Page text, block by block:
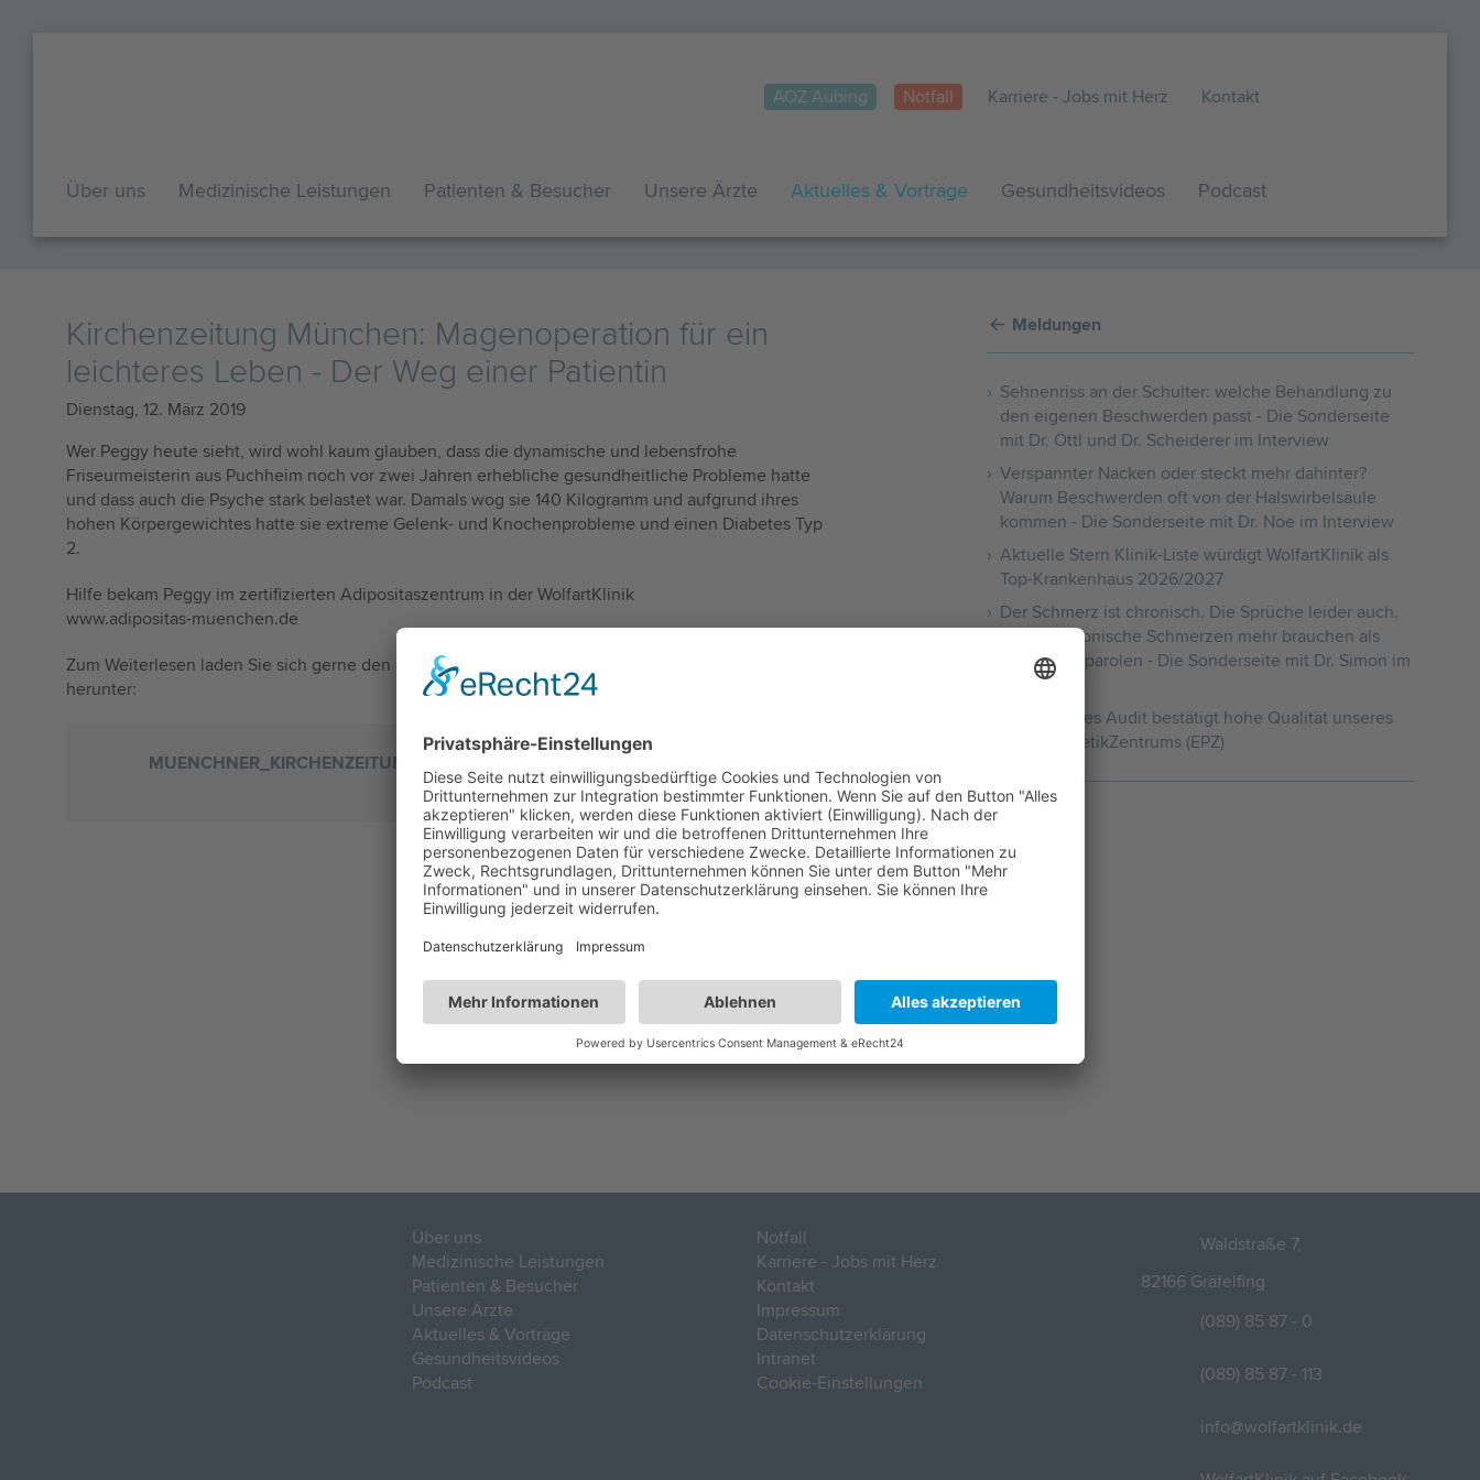
AOZ Aubing Notfall Karriere - Jobs mit Herz Kontakt
Über uns Medizinische Leistungen Patienten & Besucher Unsere Ärzte Aktuelles & Vorträge Gesundheits­videos Podcast
Kirchenzeitung München: Magenoperation für ein
leichteres Leben - Der Weg einer Patientin
Dienstag, 12. März 2019
Wer Peggy heute sieht, wird wohl kaum glauben, dass die dynamische und lebensfrohe
Friseurmeisterin aus Puchheim noch vor zwei Jahren erhebliche gesundheitliche Probleme hatte
und dass auch die Psyche stark belastet war. Damals wog sie 140 Kilogramm und aufgrund ihres
hohen Körpergewichtes hatte sie extreme Gelenk- und Knochenprobleme und einen Diabetes Typ
2.
Hilfe bekam Peggy im zertifizierten Adipositaszentrum in der WolfartKlinik
www.adipositas-muenchen.de
Zum Weiterlesen laden Sie sich gerne den gesamten Bericht der Kirchenzeitung als PDF hier
herunter:
MUENCHNER_KIRCHENZEITUNG_17_02_2019_MAGENOP.PDF (1.8 MB)
Meldungen
Sehnenriss an der Schulter: welche Behandlung zu
den eigenen Beschwerden passt - Die Sonderseite
mit Dr. Öttl und Dr. Scheiderer im Interview
Verspannter Nacken oder steckt mehr dahinter?
Warum Beschwerden oft von der Halswirbelsäule
kommen - Die Sonderseite mit Dr. Noe im Interview
Aktuelle Stern Klinik-Liste würdigt WolfartKlinik als
Top-Krankenhaus 2026/2027
Der Schmerz ist chronisch. Die Sprüche leider auch.
Warum chronische Schmerzen mehr brauchen als
Durchhalteparolen - Die Sonderseite mit Dr. Simon im
Interview
Erfolgreiches Audit bestätigt hohe Qualität unseres
EndoProthetikZentrums (EPZ)
Über uns
Medizinische Leistungen
Patienten & Besucher
Unsere Ärzte
Aktuelles & Vorträge
Gesundheits­videos
Podcast
Notfall
Karriere - Jobs mit Herz
Kontakt
Impressum
Datenschutzerklärung
Intranet
Cookie-Einstellungen
Waldstraße 7,
82166 Gräfelfing
(089) 85 87 - 0
(089) 85 87 - 113
info@wolfartklinik.de